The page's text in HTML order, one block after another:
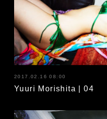
2017.02.16 08:00
Yuuri Morishita | 04